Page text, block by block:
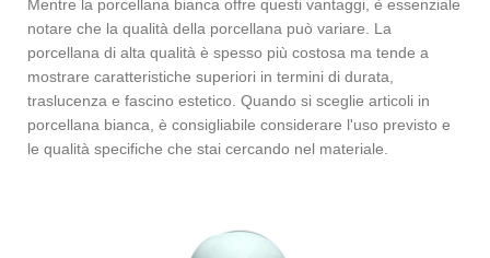
Mentre la porcellana bianca offre questi vantaggi, è essenziale
notare che la qualità della porcellana può variare. La
porcellana di alta qualità è spesso più costosa ma tende a
mostrare caratteristiche superiori in termini di durata,
traslucenza e fascino estetico. Quando si sceglie articoli in
porcellana bianca, è consigliabile considerare l'uso previsto e
le qualità specifiche che stai cercando nel materiale.